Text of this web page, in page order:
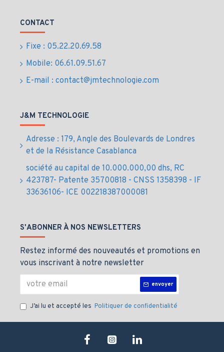
CONTACT
Fixe : 05.22.20.69.58
Mobile: 06.61.09.51.67
E-mail : contact@jmtechnologie.com
J&M TECHNOLOGIE
Adresse : 179, Angle des Boulevards de Londres
et de la Résistance Casablanca
société au capital de 10.000.000,00 dhs, RC
423787- Patente 35700818 - CNSS 1358398 - IF
33636106- ICE 002218387000081
S'ABONNER À NOS NEWSLETTERS
Restez informé des nouveautés et promotions en
vous inscrivant à notre newsletter
envoyer
J’ai lu et accepté les Politiquer de confidentialité